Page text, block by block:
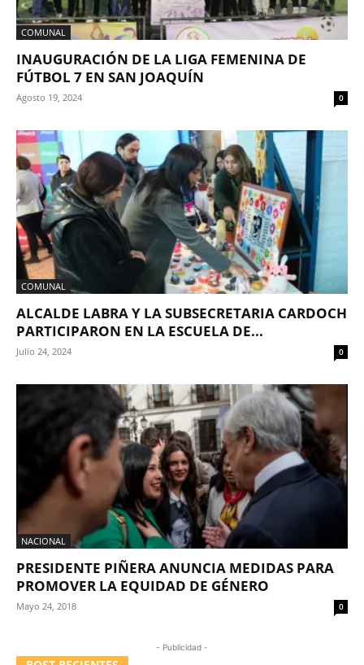
COMUNAL
INAUGURACIÓN DE LA LIGA FEMENINA DE
FÚTBOL 7 EN SAN JOAQUÍN
Agosto 19, 2024 0
COMUNAL
ALCALDE LABRA Y LA SUBSECRETARIA CARDOCH
PARTICIPARON EN LA ESCUELA DE...
Julio 24, 2024 0
NACIONAL
PRESIDENTE PIÑERA ANUNCIA MEDIDAS PARA
PROMOVER LA EQUIDAD DE GÉNERO
Mayo 24, 2018 0
- Publicidad -